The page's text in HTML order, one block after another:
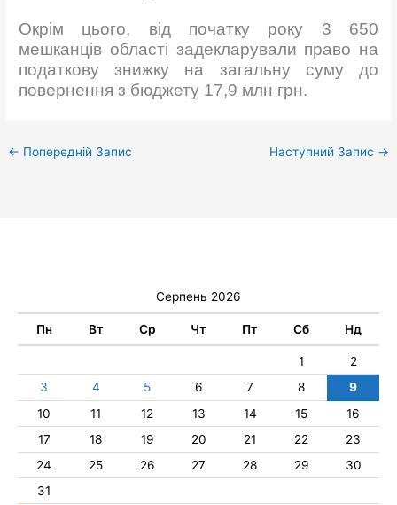
Окрім цього, від початку року 3 650
мешканців області задекларували право на
податкову знижку на загальну суму до
повернення з бюджету 17,9 млн грн.
← Попередній Запис Наступний Запис →
Серпень 2026
Пн Вт Ср Чт Пт Сб Нд
1
2
3
4 5 6 7 8
9
10
11 12 13 14 15
16
17
18 19 20 21 22
23
24
25 26 27 28 29
30
31